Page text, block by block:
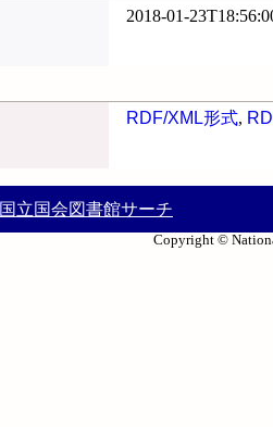
2018-01-
RDF/XML形式,
国立国会図書館サーチ
Copyright ©